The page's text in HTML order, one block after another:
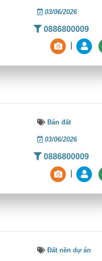
03/06/2026
0886800009
Bán đất
03/06/2026
0886800009
Đất nền dự án